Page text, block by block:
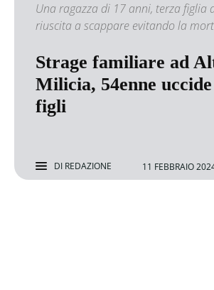
Una ragazza di 17 anni, terza figlia
riuscita a scappare evitando la
Strage familiare ad
Milicia, 54enne
figli
DI REDAZIONE 11 FEBBRAIO